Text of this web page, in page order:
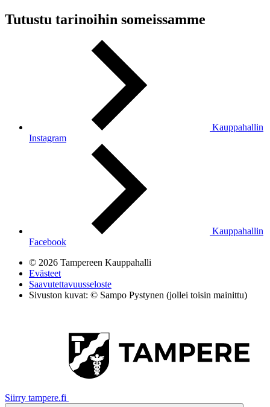
Tutustu tarinoihin someissamme
Kauppahallin
Instagram
Kauppahallin
Facebook
© 2026 Tampereen Kauppahalli
Evästeet
Saavutettavuusseloste
Sivuston kuvat: © Sampo Pystynen (jollei toisin mainittu)
Siirry tampere.fi